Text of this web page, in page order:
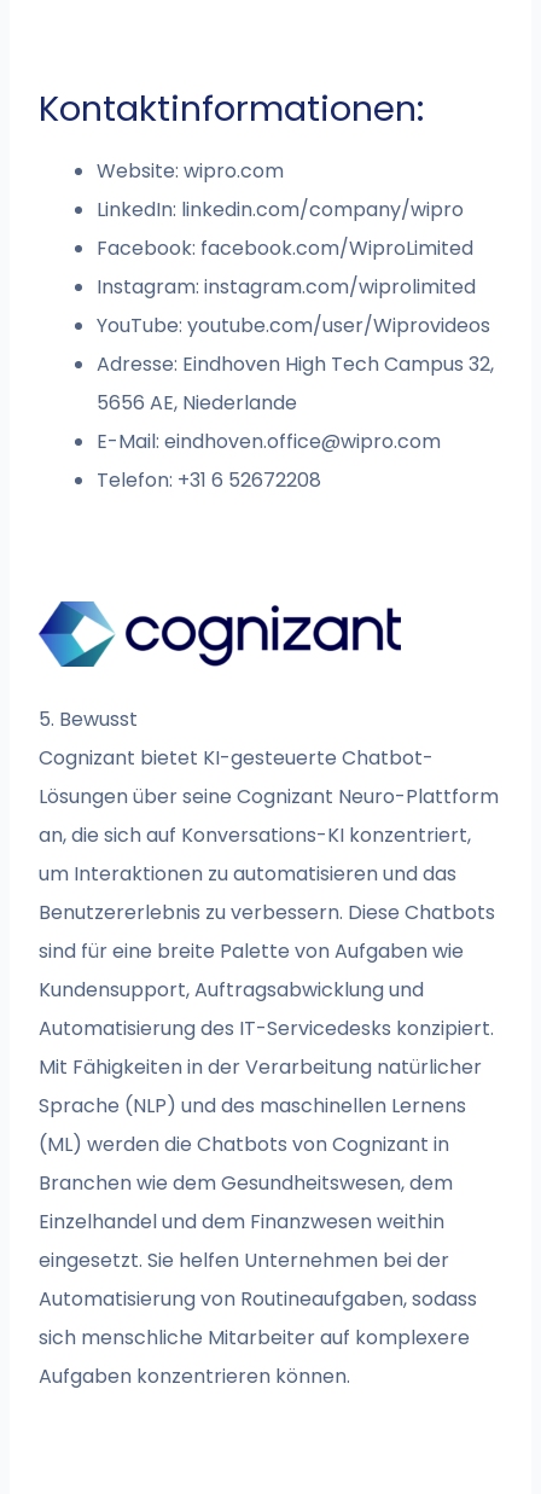
Kontaktinformationen:
Website: wipro.com
LinkedIn: linkedin.com/company/wipro
Facebook: facebook.com/WiproLimited
Instagram: instagram.com/wiprolimited
YouTube: youtube.com/user/Wiprovideos
Adresse: Eindhoven High Tech Campus 32,
5656 AE, Niederlande
E-Mail:eindhoven.office@wipro.com
Telefon: +31 6 52672208
5. Bewusst
Cognizant bietet KI-gesteuerte Chatbot-
Lösungen über seine Cognizant Neuro-Plattform
an, die sich auf Konversations-KI konzentriert,
um Interaktionen zu automatisieren und das
Benutzererlebnis zu verbessern. Diese Chatbots
sind für eine breite Palette von Aufgaben wie
Kundensupport, Auftragsabwicklung und
Automatisierung des IT-Servicedesks konzipiert.
Mit Fähigkeiten in der Verarbeitung natürlicher
Sprache (NLP) und des maschinellen Lernens
(ML) werden die Chatbots von Cognizant in
Branchen wie dem Gesundheitswesen, dem
Einzelhandel und dem Finanzwesen weithin
eingesetzt. Sie helfen Unternehmen bei der
Automatisierung von Routineaufgaben, sodass
sich menschliche Mitarbeiter auf komplexere
Aufgaben konzentrieren können.